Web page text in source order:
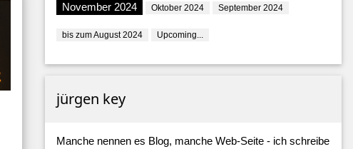
November 2024 Oktober 2024 September 2024
bis zum August 2024 Upcoming...
jürgen key
Manche nennen es Blog, manche Web-Seite - ich schreibe